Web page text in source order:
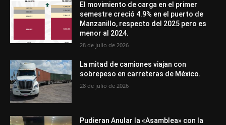
El movimiento de carga en el primer
semestre creció 4.9% en el puerto de
Manzanillo, respecto del 2025 pero es
menor al 2024.
28 de julio de 2026
La mitad de camiones viajan con
sobrepeso en carreteras de México.
28 de julio de 2026
Pudieran Anular la «Asamblea» con la